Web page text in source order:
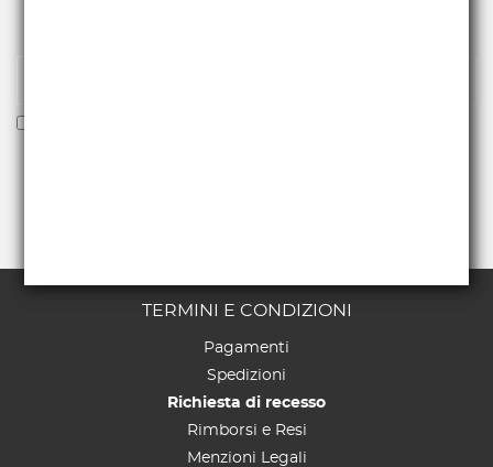
TERMINI E CONDIZIONI
Pagamenti
Spedizioni
Richiesta di recesso
Rimborsi e Resi
Menzioni Legali